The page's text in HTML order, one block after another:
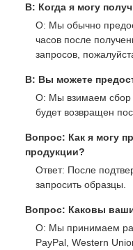
В: Когда я могу
О: Мы обычно
часов после
запросов,
В: Вы можете
О: Мы взимаем сбор
будет возвращен
Вопрос: Как я могу
продукции?
Ответ: После
запросить образцы.
Вопрос: Каковы
О: Мы принимаем
PayPal, Western